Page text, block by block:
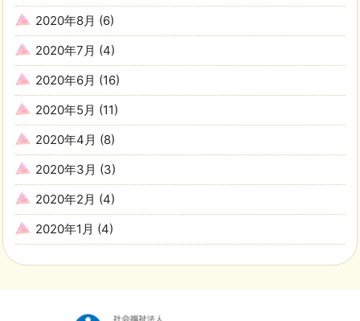
2020年8月 (6)
2020年7月 (4)
2020年6月 (16)
2020年5月 (11)
2020年4月 (8)
2020年3月 (3)
2020年2月 (4)
2020年1月 (4)